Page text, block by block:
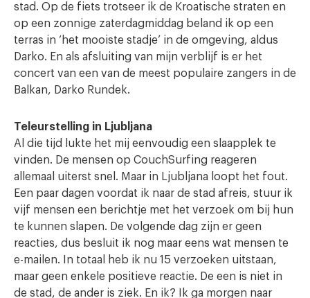
stad. Op de fiets trotseer ik de Kroatische straten en
op een zonnige zaterdagmiddag beland ik op een
terras in ‘het mooiste stadje’ in de omgeving, aldus
Darko. En als afsluiting van mijn verblijf is er het
concert van een van de meest populaire zangers in de
Balkan, Darko Rundek.
Teleurstelling in Ljubljana
Al die tijd lukte het mij eenvoudig een slaapplek te
vinden. De mensen op CouchSurfing reageren
allemaal uiterst snel. Maar in Ljubljana loopt het fout.
Een paar dagen voordat ik naar de stad afreis, stuur ik
vijf mensen een berichtje met het verzoek om bij hun
te kunnen slapen. De volgende dag zijn er geen
reacties, dus besluit ik nog maar eens wat mensen te
e-mailen. In totaal heb ik nu 15 verzoeken uitstaan,
maar geen enkele positieve reactie. De een is niet in
de stad, de ander is ziek. En ik? Ik ga morgen naar